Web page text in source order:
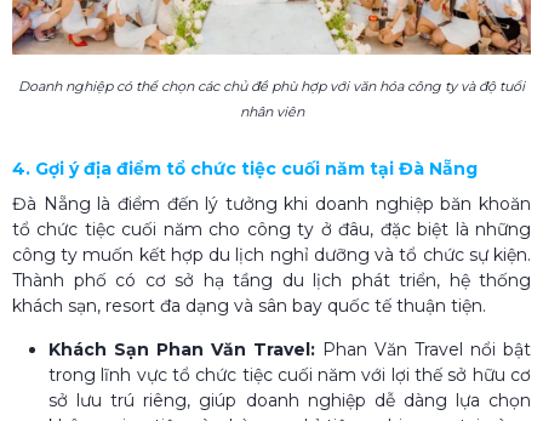
Doanh nghiệp có thể chọn các chủ đề phù hợp với văn hóa công ty và độ tuổi
nhân viên
4. Gợi ý địa điểm tổ chức tiệc cuối năm tại Đà Nẵng
Đà Nẵng là điểm đến lý tưởng khi doanh nghiệp băn khoăn
tổ chức tiệc cuối năm cho công ty ở đâu, đặc biệt là những
công ty muốn kết hợp du lịch nghỉ dưỡng và tổ chức sự kiện.
Thành phố có cơ sở hạ tầng du lịch phát triển, hệ thống
khách sạn, resort đa dạng và sân bay quốc tế thuận tiện.
Khách Sạn Phan Văn Travel: Phan Văn Travel nổi bật
trong lĩnh vực tổ chức tiệc cuối năm với lợi thế sở hữu cơ
sở lưu trú riêng, giúp doanh nghiệp dễ dàng lựa chọn